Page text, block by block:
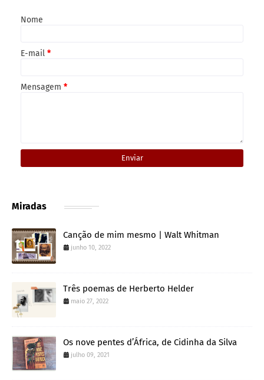
Nome
E-mail *
Mensagem *
Miradas
Canção de mim mesmo | Walt Whitman
junho 10, 2022
Três poemas de Herberto Helder
maio 27, 2022
Os nove pentes d’África, de Cidinha da Silva
julho 09, 2021